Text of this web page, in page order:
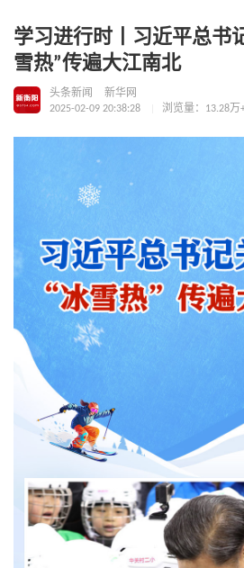
学习进行时丨习近平总书
雪热”传遍大江南北
头条新闻
新华网
2025-02-09 20:38:28
浏览量：13.28万